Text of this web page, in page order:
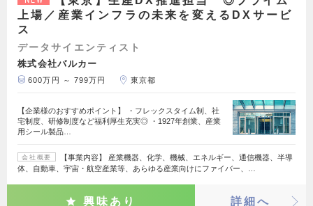
上場／産業インフラの未来を変えるDXサービ
ス
データサイエンティスト
株式会社バルカー
600万円 ～ 799万円 東京都
【企業様のおすすめポイント】 ・フレックスタイム制、社
宅制度、研修制度など福利厚生充実◎ ・1927年創業、産業
用シール製品…
会社概要
【事業内容】 産業機器、化学、機械、エネルギー、通信機器、半導
体、自動車、宇宙・航空産業等、あらゆる産業向けにファイバー、…
興味あり 詳細へ